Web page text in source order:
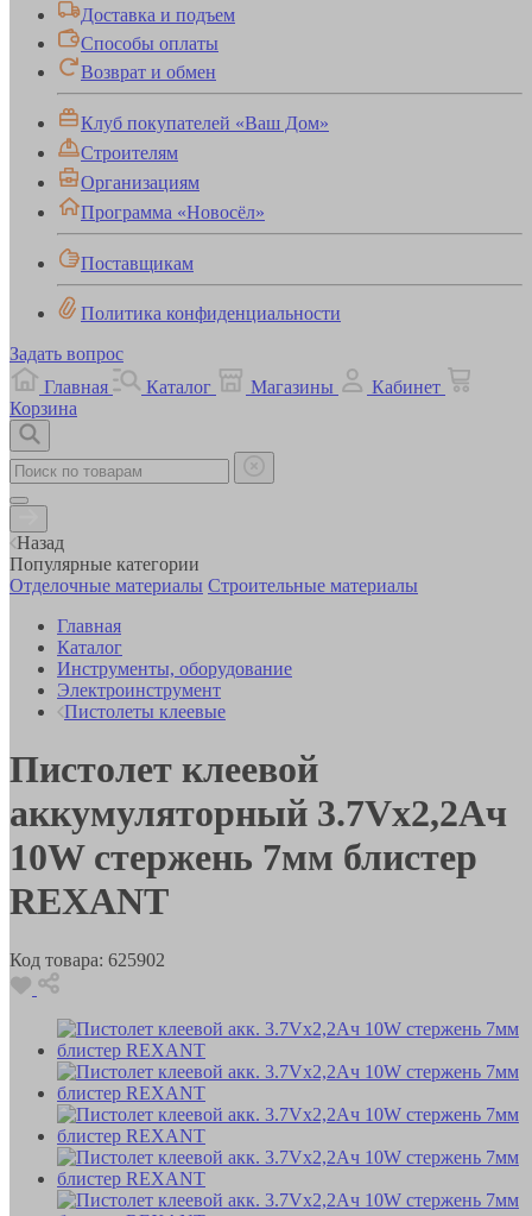
Доставка и подъем
Способы оплаты
Возврат и обмен
Клуб покупателей «Ваш Дом»
Строителям
Организациям
Программа «Новосёл»
Поставщикам
Политика конфиденциальности
Задать вопрос
Главная
Каталог Магазины
Кабинет
Корзина
Назад
Популярные категории
Отделочные материалы Строительные материалы
Главная
Каталог
Инструменты, оборудование
Электроинструмент
Пистолеты клеевые
Пистолет клеевой
аккумуляторный 3.7Vх2,2Ач
10W стержень 7мм блистер
REXANT
Код товара: 625902